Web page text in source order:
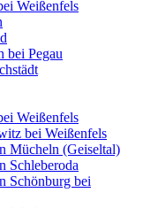
Weißenfels
bei Pegau
Weißenfels
bei Weißenfels
Mücheln (Geiseltal)
Schleberoda
Schönburg bei